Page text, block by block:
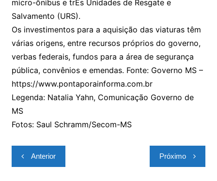
micro-ônibus e trÊs Unidades de Resgate e
Salvamento (URS).
Os investimentos para a aquisição das viaturas têm
várias origens, entre recursos próprios do governo,
verbas federais, fundos para a área de segurança
pública, convênios e emendas. Fonte: Governo MS –
https://www.pontaporainforma.com.br
Legenda: Natalia Yahn, Comunicação Governo de
MS
Fotos: Saul Schramm/Secom-MS
Navegação
de
Anterior Próximo